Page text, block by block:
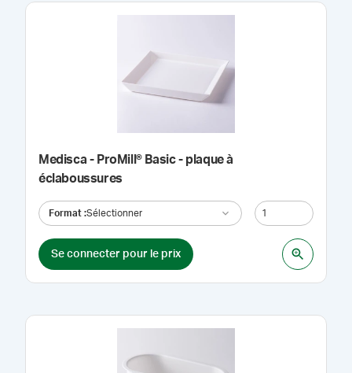
Medisca - ProMill® Basic - plaque à
éclaboussures
Format :Sélectionner
Se connecter pour le prix